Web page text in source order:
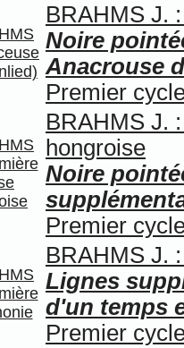
BRAHMS J.
Noire
Anacrouse
Premier
BRAHMS J.
hongroise
Noire
Premier
BRAHMS J.
Lignes
d'un temps
Premier